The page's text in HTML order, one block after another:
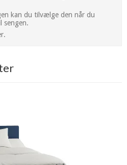
kan du tilvælge den når du
sengen.